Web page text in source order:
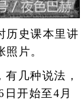
史课本里讲
片。
几种说法，
开始至4月